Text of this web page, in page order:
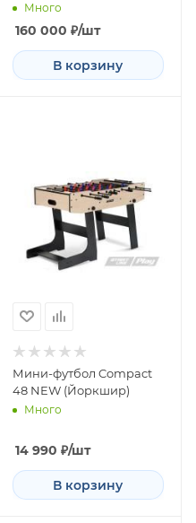
Много
160 000 ₽/шт
В корзину
Мини-футбол Compact
48 NEW (Йоркшир)
Много
14 990 ₽/шт
В корзину